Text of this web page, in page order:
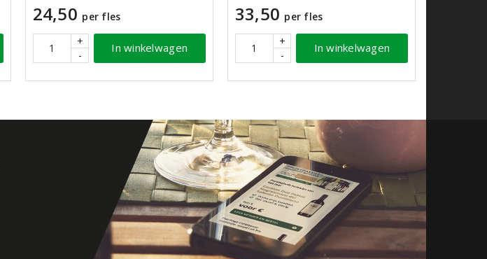
24,50 per fles
+
-
In winkelwagen
33,50 per fles
+
-
In winkelwagen